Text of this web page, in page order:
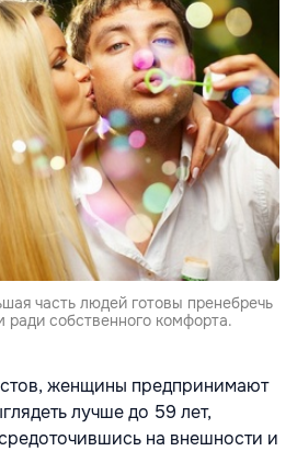
часть людей готовы пренебречь
собственного комфорта.
женщины предпринимают
лучше до 59 лет,
на внешности и